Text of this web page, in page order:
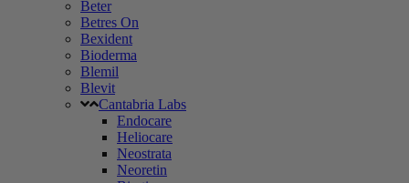
Beter
Betres On
Bexident
Bioderma
Blemil
Blevit
Cantabria Labs
Endocare
Heliocare
Neostrata
Neoretin